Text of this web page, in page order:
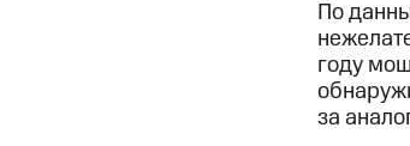
По
году
за